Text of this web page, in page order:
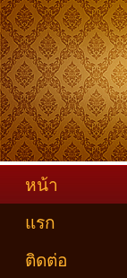
หน้า
แรก
ติดต่อ